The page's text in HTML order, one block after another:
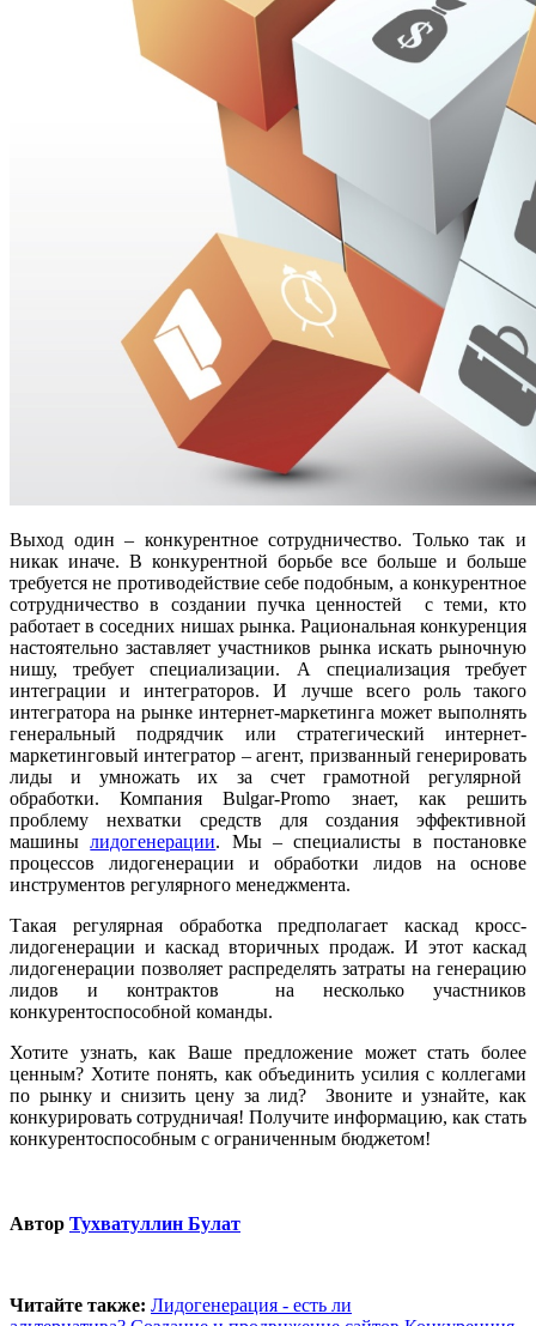
Выход один – конкурентное сотрудничество. Только так и
никак иначе. В конкурентной борьбе все больше и больше
требуется не противодействие себе подобным, а конкурентное
сотрудничество в создании пучка ценностей с теми, кто
работает в соседних нишах рынка. Рациональная конкуренция
настоятельно заставляет участников рынка искать рыночную
нишу, требует специализации. А специализация требует
интеграции и интеграторов. И лучше всего роль такого
интегратора на рынке интернет-маркетинга может выполнять
генеральный подрядчик или стратегический интернет-
маркетинговый интегратор – агент, призванный генерировать
лиды и умножать их за счет грамотной регулярной
обработки. Компания Bulgar-Promo знает, как решить
проблему нехватки средств для создания эффективной
машинылидогенерации. Мы – специалисты в постановке
процессов лидогенерации и обработки лидов на основе
инструментов регулярного менеджмента.
Такая регулярная обработка предполагает каскад кросс-
лидогенерации и каскад вторичных продаж. И этот каскад
лидогенерации позволяет распределять затраты на генерацию
лидов и контрактов на несколько участников
конкурентоспособной команды.
Хотите узнать, как Ваше предложение может стать более
ценным? Хотите понять, как объединить усилия с коллегами
по рынку и снизить цену за лид? Звоните и узнайте, как
конкурировать сотрудничая! Получите информацию, как стать
конкурентоспособным с ограниченным бюджетом!
Автор Тухватуллин Булат
Читайте также: Лидогенерация - есть ли